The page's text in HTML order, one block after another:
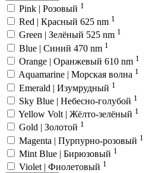
Pink | Розовый 1
Red | Красный 625 nm 1
Green | Зелёный 525 nm 1
Blue | Синий 470 nm 1
Orange | Оранжевый 610 nm 1
Aquamarine | Морская волна 1
Emerald | Изумрудный 1
Sky Blue | Небесно-голубой 1
Yellow Volt | Жёлто-зелёный 1
Gold | Золотой 1
Magenta | Пурпурно-розовый 1
Mint Blue | Бирюзовый 1
Violet | Фиолетовый 1